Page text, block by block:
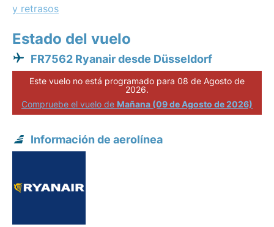
y retrasos
Estado del vuelo
FR7562 Ryanair desde Düsseldorf
Este vuelo no está programado para 08 de Agosto de
2026.
Compruebe el vuelo de Mañana (09 de Agosto de 2026)
Información de aerolínea